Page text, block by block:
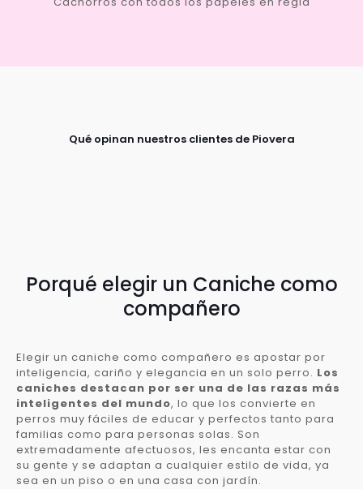
Qué opinan nuestros clientes de Piovera
Porqué elegir un Caniche como
compañero
Elegir un caniche como compañero es apostar por
inteligencia, cariño y elegancia en un solo perro. Los
caniches destacan por ser una de las razas más
inteligentes del mundo, lo que los convierte en
perros muy fáciles de educar y perfectos tanto para
familias como para personas solas. Son
extremadamente afectuosos, les encanta estar con
su gente y se adaptan a cualquier estilo de vida, ya
sea en un piso o en una casa con jardín.